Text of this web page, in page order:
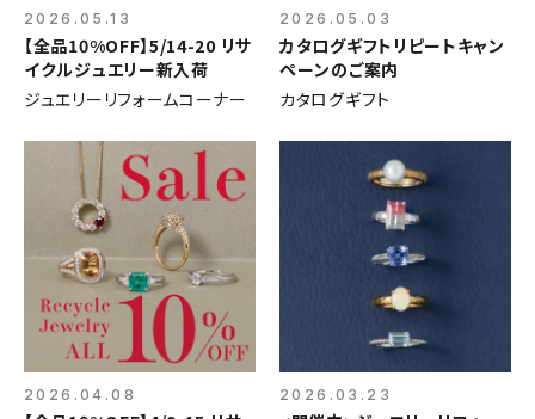
2026.05.13
【全品10%OFF】5/14-20 リサ
イクルジュエリー新入荷
ジュエリーリフォームコーナー
2026.05.03
カタログギフトリピートキャン
ペーンのご案内
カタログギフト
2026.04.08 2026.03.23